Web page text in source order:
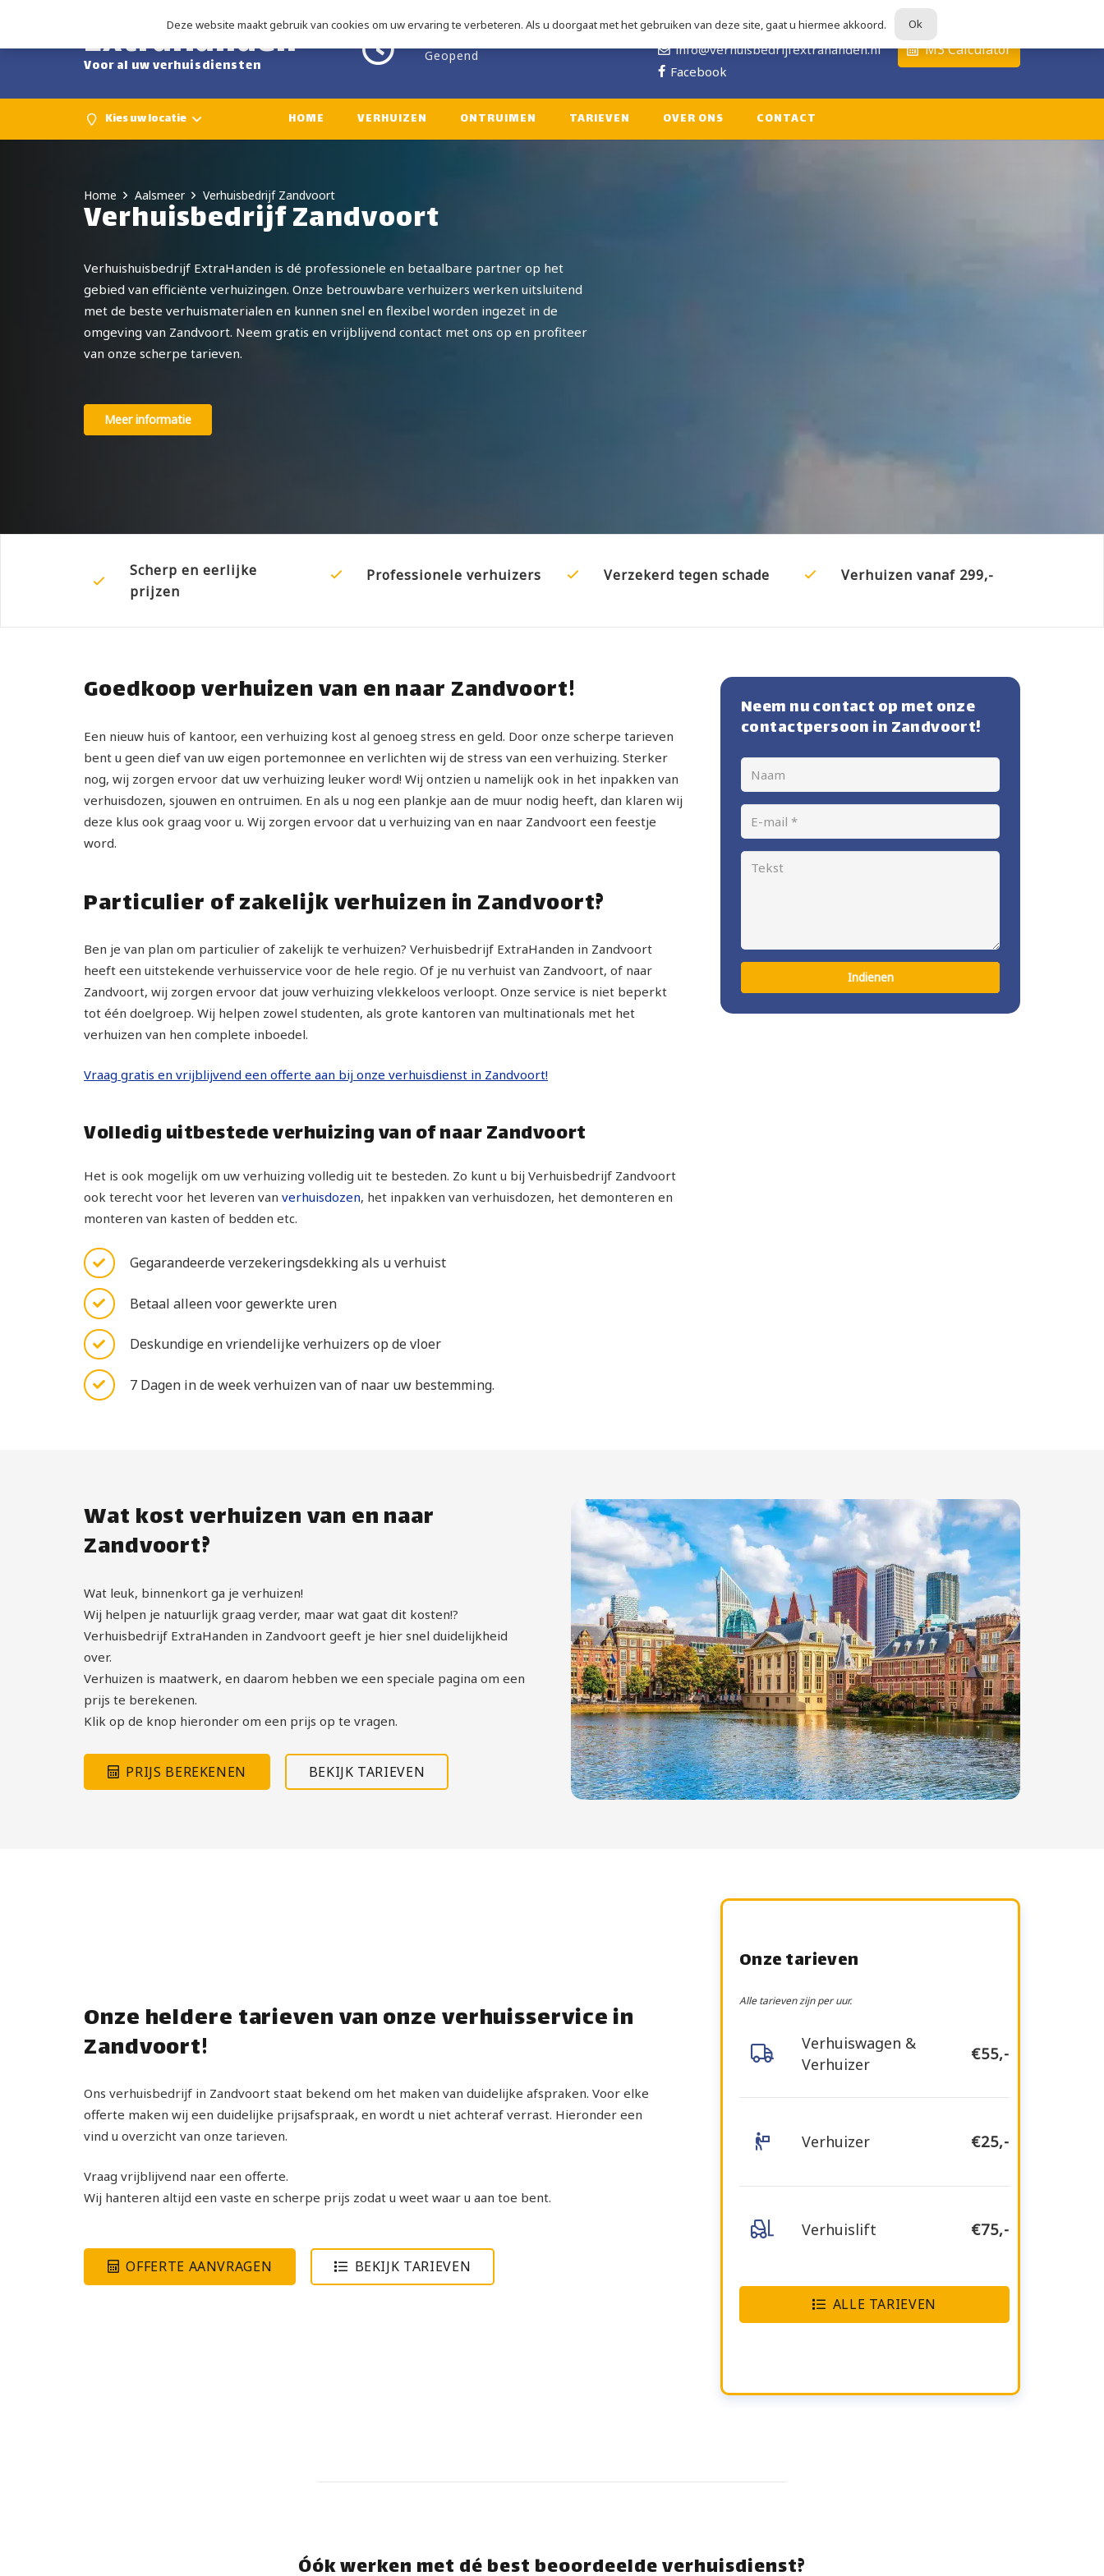
ExtraHanden
Voor al uw verhuisdiensten Geopend
06 2828 3679
info@verhuisbedrijfextrahanden.nl
Facebook
M3 Calculator
Kies uw locatie HOME VERHUIZEN ONTRUIMEN TARIEVEN OVER ONS CONTACT
Home Aalsmeer Verhuisbedrijf Zandvoort
Verhuisbedrijf Zandvoort
Verhuishuisbedrijf ExtraHanden is dé professionele en betaalbare partner op het
gebied van efficiënte verhuizingen. Onze betrouwbare verhuizers werken uitsluitend
met de beste verhuismaterialen en kunnen snel en flexibel worden ingezet in de
omgeving van Zandvoort. Neem gratis en vrijblijvend contact met ons op en profiteer
van onze scherpe tarieven.
Meer informatie
Scherp en eerlijke
prijzen
Professionele verhuizers Verzekerd tegen schade Verhuizen vanaf 299,-
Goedkoop verhuizen van en naar Zandvoort!
Een nieuw huis of kantoor, een verhuizing kost al genoeg stress en geld. Door onze scherpe tarieven
bent u geen dief van uw eigen portemonnee en verlichten wij de stress van een verhuizing. Sterker
nog, wij zorgen ervoor dat uw verhuizing leuker word! Wij ontzien u namelijk ook in het inpakken van
verhuisdozen, sjouwen en ontruimen. En als u nog een plankje aan de muur nodig heeft, dan klaren wij
deze klus ook graag voor u. Wij zorgen ervoor dat u verhuizing van en naar Zandvoort een feestje
word.
Particulier of zakelijk verhuizen in Zandvoort?
Ben je van plan om particulier of zakelijk te verhuizen? Verhuisbedrijf ExtraHanden in Zandvoort
heeft een uitstekende verhuisservice voor de hele regio. Of je nu verhuist van Zandvoort, of naar
Zandvoort, wij zorgen ervoor dat jouw verhuizing vlekkeloos verloopt. Onze service is niet beperkt
tot één doelgroep. Wij helpen zowel studenten, als grote kantoren van multinationals met het
verhuizen van hen complete inboedel.
Vraag gratis en vrijblijvend een offerte aan bij onze verhuisdienst in Zandvoort!
Volledig uitbestede verhuizing van of naar Zandvoort
Het is ook mogelijk om uw verhuizing volledig uit te besteden. Zo kunt u bij Verhuisbedrijf Zandvoort
ook terecht voor het leveren van verhuisdozen, het inpakken van verhuisdozen, het demonteren en
monteren van kasten of bedden etc.
Gegarandeerde verzekeringsdekking als u verhuist
Betaal alleen voor gewerkte uren
Deskundige en vriendelijke verhuizers op de vloer
7 Dagen in de week verhuizen van of naar uw bestemming.
Neem nu contact op met onze
contactpersoon in Zandvoort!
Indienen
Wat kost verhuizen van en naar
Zandvoort?
Wat leuk, binnenkort ga je verhuizen!
Wij helpen je natuurlijk graag verder, maar wat gaat dit kosten!?
Verhuisbedrijf ExtraHanden in Zandvoort geeft je hier snel duidelijkheid
over.
Verhuizen is maatwerk, en daarom hebben we een speciale pagina om een
prijs te berekenen.
Klik op de knop hieronder om een prijs op te vragen.
PRIJS BEREKENEN BEKIJK TARIEVEN
Onze heldere tarieven van onze verhuisservice in
Zandvoort!
Ons verhuisbedrijf in Zandvoort staat bekend om het maken van duidelijke afspraken. Voor elke
offerte maken wij een duidelijke prijsafspraak, en wordt u niet achteraf verrast. Hieronder een
vind u overzicht van onze tarieven.
Vraag vrijblijvend naar een offerte.
Wij hanteren altijd een vaste en scherpe prijs zodat u weet waar u aan toe bent.
OFFERTE AANVRAGEN BEKIJK TARIEVEN
Onze tarieven
Alle tarieven zijn per uur.
Verhuiswagen &
Verhuizer
€55,-
Verhuizer €25,-
Verhuislift €75,-
ALLE TARIEVEN
Óók werken met dé best beoordeelde verhuisdienst?
Deze website maakt gebruik van cookies om uw ervaring te verbeteren. Als u doorgaat met het gebruiken van deze site, gaat u hiermee akkoord. Ok